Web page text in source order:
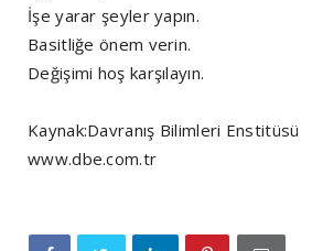
İşe yarar şeyler yapın.
Basitliğe önem verin.
Değişimi hoş karşılayın.
Kaynak:Davranış Bilimleri Enstitüsü
www.dbe.com.tr